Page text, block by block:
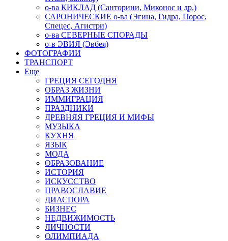
о-ва КИКЛАД (Санторини, Миконос и др.)
САРОНИЧЕСКИЕ о-ва (Эгина, Гидра, Порос,
Спецес, Агистри)
о-ва СЕВЕРНЫЕ СПОРАДЫ
о-в ЭВИЯ (Эвбея)
ФОТОГРАФИИ
ТРАНСПОРТ
Еще
ГРЕЦИЯ СЕГОДНЯ
ОБРАЗ ЖИЗНИ
ИММИГРАЦИЯ
ПРАЗДНИКИ
ДРЕВНЯЯ ГРЕЦИЯ И МИФЫ
МУЗЫКА
КУХНЯ
ЯЗЫК
МОДА
ОБРАЗОВАНИЕ
ИСТОРИЯ
ИСКУССТВО
ПРАВОСЛАВИЕ
ДИАСПОРА
БИЗНЕС
НЕДВИЖИМОСТЬ
ЛИЧНОСТИ
ОЛИМПИАДА